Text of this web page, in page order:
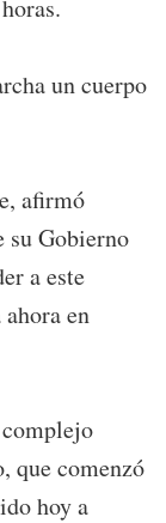
un cuerpo
afirmó
su Gobierno
a este
en
que comenzó
hoy a